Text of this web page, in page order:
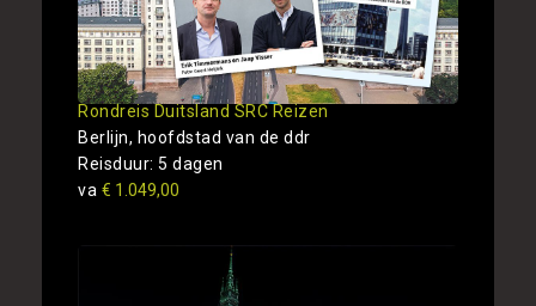
Rondreis Duitsland SRC Reizen
Berlijn, hoofdstad van de ddr
Reisduur: 5 dagen
va € 1.049,00